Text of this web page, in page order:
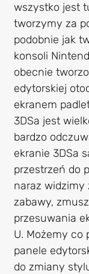
wszystko jest
tworzymy za
podobnie jak
konsoli
obecnie
edytorskiej
ekranem
3DSa jest
bardzo
ekranie 3DSa
przestrzeń do
naraz widzimy
zabawy,
przesuwania
U. Możemy co
panele
do zmiany